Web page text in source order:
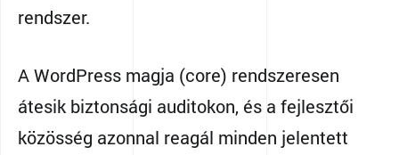
rendszer.
A WordPress magja (core) rendszeresen
átesik biztonsági auditokon, és a fejlesztői
közösség azonnal reagál minden jelentett